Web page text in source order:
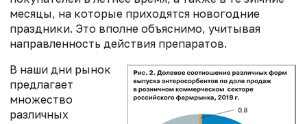
месяцы, на которые приходятся новогодние
праздники. Это вполне объяснимо, учитывая
направленность действия препаратов.
В наши дни рынок
предлагает
множество
различных